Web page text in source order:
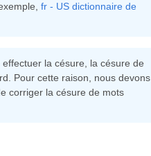
fr - US dictionnaire de
la césure, la césure de
Pour cette raison, nous devons
corriger la césure de mots